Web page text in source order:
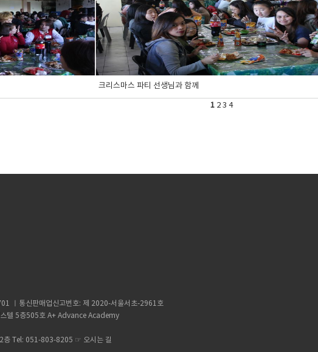
크리스마스 파티 선생님과 함께
1 2 3 4
ㅣ통신판매업신고번호: 제 2020-서울서초-2961호
텔 5층505호 A+ Advance Academy
2층 Tel: 051-803-8205 ☞ 오시는 길